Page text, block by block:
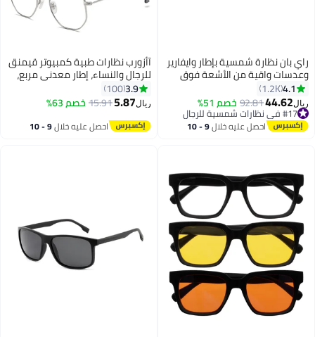
راي بان نظارة شمسية بإطار وايفارير
وعدسات واقية من الأشعة فوق
للجنسين
4.1
1.2K
ريال44.62
92.81خصم 51%
#17 في نظارات شمسية للرجال
#17 في نظارات شمسية للرجال احصل عليه خلال 9 - 10
آأزورب نظارات طبية كمبيوتر قيمنق
للرجال والنساء، إطار معدني مربع،
عدسات شفافة، حماية من الأشعة
الزرقاء، نسائية إطارات نظارة مناسبة
للقراءة والألعاب والكمبيوتر والجوال
فضي
3.9
100
ريال5.87
15.91خصم 63%
احصل عليه خلال 9 - 10